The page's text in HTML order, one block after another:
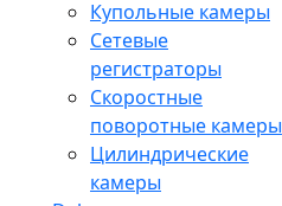
Купольные камеры
Сетевые
регистраторы
Скоростные
поворотные камеры
Цилиндрические
камеры